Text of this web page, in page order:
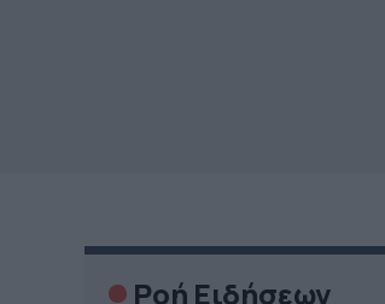
Ροή Ειδήσεων